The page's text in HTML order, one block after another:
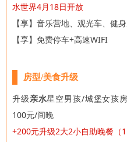
水世界4月18日开放
【享】音乐营地、观光车、健
【享】免费停车+高速WIFI
房型/美食升级
升级亲水星空男孩/城堡女孩
100元/间晚
+200元升级2大2小自助晚餐（